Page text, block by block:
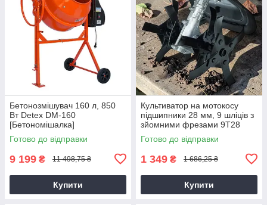
Бетонозмішувач 160 л, 850
Вт Detex DM-160
[Бетономішалка]
Готово до відправки
9 199 ₴ 11 498,75 ₴
Купити
Культиватор на мотокосу
підшипники 28 мм, 9 шліців з
зйомними фрезами 9T28
Готово до відправки
1 349 ₴ 1 686,25 ₴
Купити